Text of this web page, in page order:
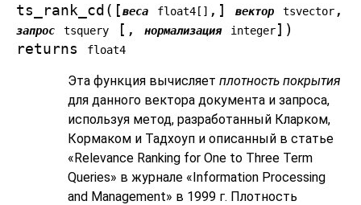
ts_rank_cd([веса float4[] , ] вектор tsvector ,
запрос tsquery [ , нормализация integer])
returns
float4
Эта функция вычисляет плотность покрытия
для данного вектора документа и запроса,
используя метод, разработанный Кларком,
Кормаком и Тадхоуп и описанный в статье
«Relevance Ranking for One to Three Term
Queries» в журнале «Information Processing
and Management» в 1999 г. Плотность